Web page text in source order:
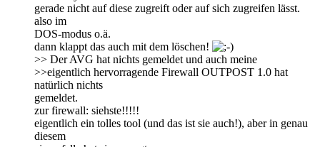
gerade nicht auf diese zugreift oder auf sich zugreifen lässt.
also im
DOS-modus o.ä.
dann klappt das auch mit dem löschen!
>> Der AVG hat nichts gemeldet und auch meine
>>eigentlich hervorragende Firewall OUTPOST 1.0 hat
natürlich nichts
gemeldet.
zur firewall: siehste!!!!!
eigentlich ein tolles tool (und das ist sie auch!), aber in genau
diesem